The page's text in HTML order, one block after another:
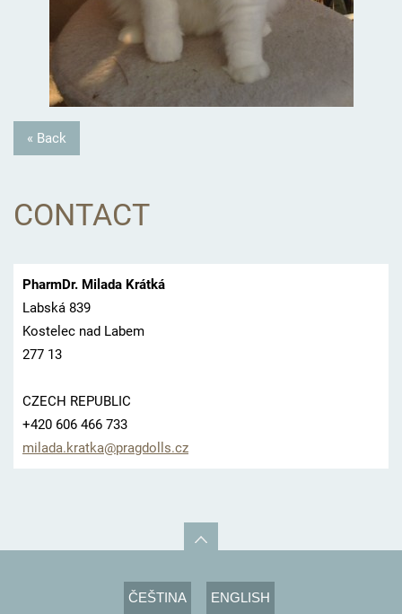
« Back
CONTACT
PharmDr. Milada Krátká
Labská 839
Kostelec nad Labem
277 13
CZECH REPUBLIC
+420 606 466 733
milada.kratka@pragdolls.cz
ČEŠTINA ENGLISH